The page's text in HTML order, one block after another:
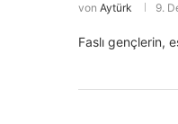
von Aytürk 9.
Faslı gençlerin,